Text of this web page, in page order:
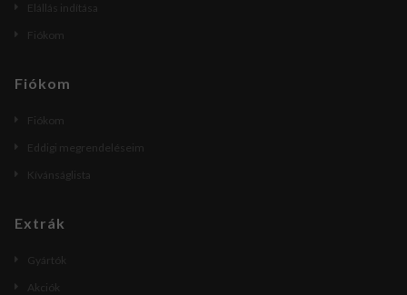
Elállás indítása
Fiókom
Fiókom
Fiókom
Eddigi megrendeléseim
Kívánságlista
Extrák
Gyártók
Akciók